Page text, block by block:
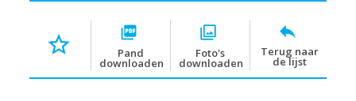
Pand
downloaden
Foto's
downloaden
Terug naar
de lijst